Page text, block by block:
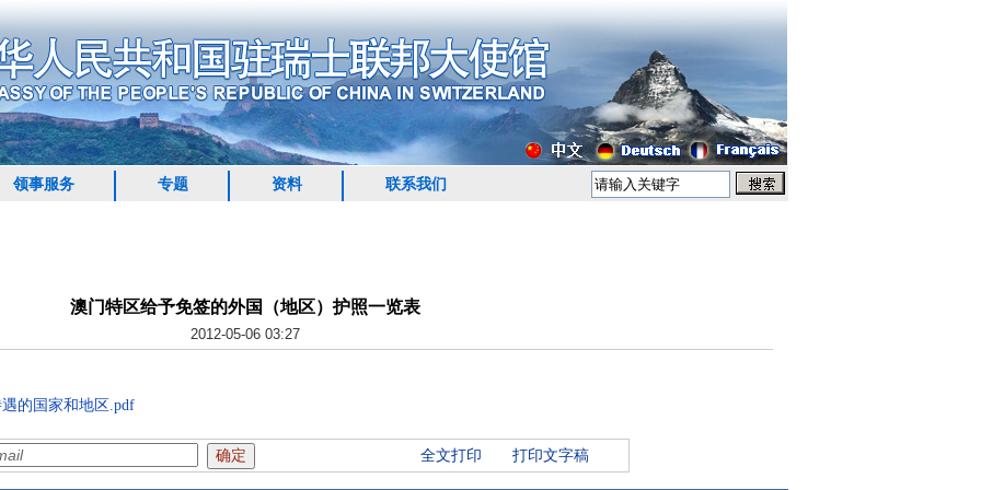
领事服务 专题 资料 联系我们
澳门特区给予免签的外国（地区）护照一览表
2012-05-06 03:27
的国家和地区.pdf
全文打印 打印文字稿